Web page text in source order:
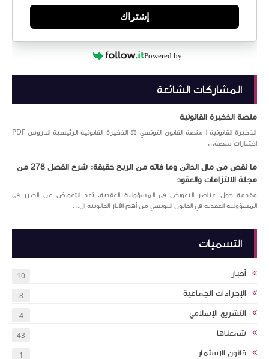
إشتراك
Powered by
المشاركات الشائعة
منصة الذخيرة القانونية
الذخيرة القانونية | منصة القانون التونسي ⚖️ الذخيرة القانونية الرئيسية الدروس PDF
اختبارات منصة...
ما نقص من مال الدائن وما فاته من الربح حقيقة: شرح الفصل 278 من
مجلة الالتزامات والعقود
مقدمة حول عناصر التعويض في المسؤولية العقدية. يُعد التعويض عن الضرر في
المسؤولية العقدية في القانون التونسي من أهم الآثار القانونية ال...
التسميات
أخبار 10
الإجراءات الجماعية 8
التشريع الإسلامي 4
شمعناها 43
قانون الإسثمار 1